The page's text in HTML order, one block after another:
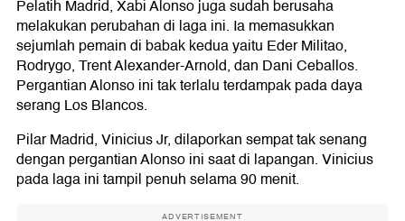
Pelatih Madrid, Xabi Alonso juga sudah berusaha
melakukan perubahan di laga ini. Ia memasukkan
sejumlah pemain di babak kedua yaitu Eder Militao,
Rodrygo, Trent Alexander-Arnold, dan Dani Ceballos.
Pergantian Alonso ini tak terlalu terdampak pada daya
serang Los Blancos.
Pilar Madrid, Vinicius Jr, dilaporkan sempat tak senang
dengan pergantian Alonso ini saat di lapangan. Vinicius
pada laga ini tampil penuh selama 90 menit.
ADVERTISEMENT